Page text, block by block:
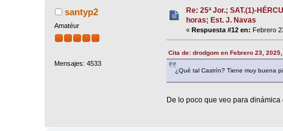
santyp2
Amatéur
Mensajes: 4533
Re: 25ª Jor.; SAT.(1)-
horas; Est. J. Navas
«Respuesta #12 en: Febrero
Cita de: drodgom en Febrero 23,
¿Qué tal Castrín? Tiene muy buena
De lo poco que veo para